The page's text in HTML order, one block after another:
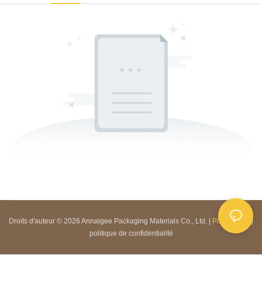
Droits d'auteur © 2026 Annaigee Packaging Materials Co., Ltd. | Plan du site
|
politique de confidentialité